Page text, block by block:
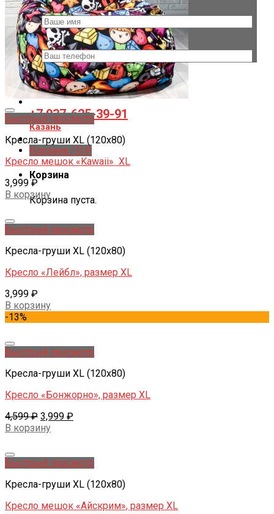
Ваше имя *
Ваш телефон
Заказать звонок
+7 937-625-39-91
Казань
Корзина / 0 ₽
Корзина
Корзина пуста.
Быстрый просмотр
Кресла-груши XL (120x80)
Кресло мешок «Kawaii» XL
3,999 ₽
В корзину
Быстрый просмотр
Кресла-груши XL (120x80)
Кресло «Лейбл», размер XL
3,999 ₽
В корзину
-13%
Быстрый просмотр
Кресла-груши XL (120x80)
Кресло «Бонжорно», размер XL
4,599₽ 3,999 ₽
В корзину
Быстрый просмотр
Кресла-груши XL (120x80)
Кресло мешок «Айскрим», размер XL